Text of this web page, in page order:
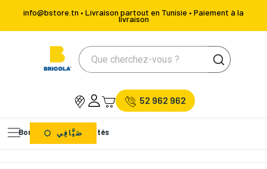
info@bstore.tn • Livraison partout en Tunisie • Paiement à la
livraison
52 962 962
Bons Plans Nouveautés
صَيَّافِي